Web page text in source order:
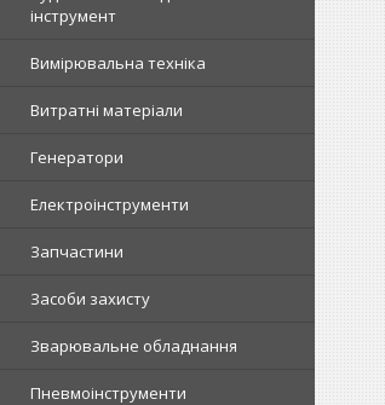
інструмент
Вимірювальна техніка
Витратні матеріали
Генератори
Електроінструменти
Запчастини
Засоби захисту
Зварювальне обладнання
Пневмоінструменти